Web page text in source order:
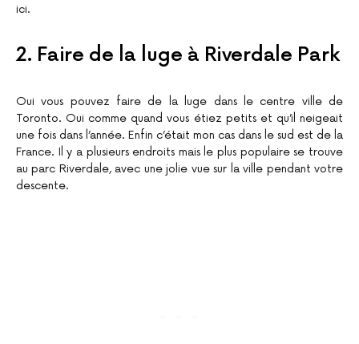
ici.
2. Faire de la luge à Riverdale Park
Oui vous pouvez faire de la luge dans le centre ville de
Toronto. Oui comme quand vous étiez petits et qu’il neigeait
une fois dans l’année. Enfin c’était mon cas dans le sud est de la
France. Il y a plusieurs endroits mais le plus populaire se trouve
au parc Riverdale, avec une jolie vue sur la ville pendant votre
descente.